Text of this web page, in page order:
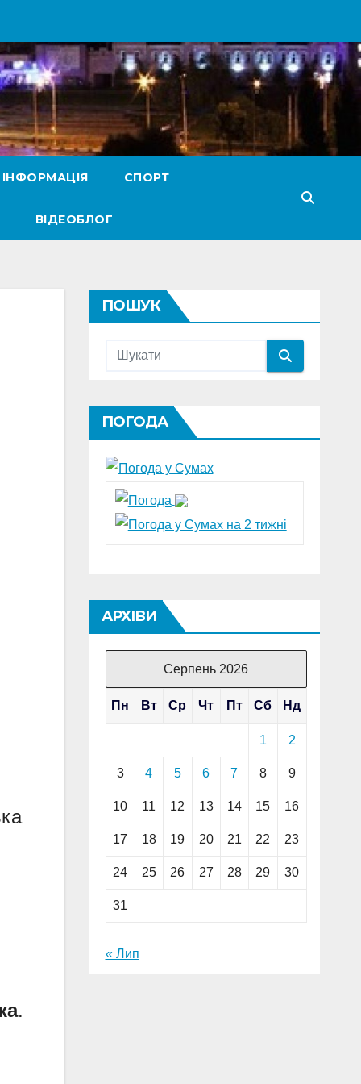
СПОРТ
ВІДЕОБЛОГ
.
ПОШУК
ПОГОДА
АРХІВИ
Серпень 2026
Пн Вт Ср Чт Пт Сб Нд
1 2
3 4 5 6 7 8 9
10 11 12 13 14 15 16
17 18 19 20 21 22 23
24 25 26 27 28 29 30
31
« Лип